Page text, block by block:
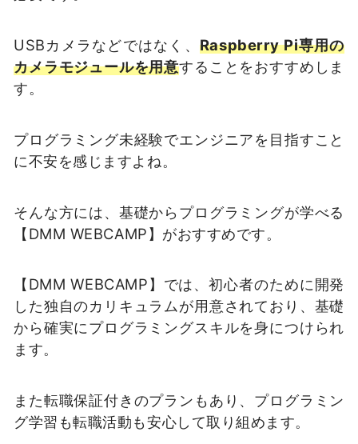
USBカメラなどではなく、 Raspberry Pi専用の
カメラモジュールを用意することをおすすめしま
す。
プログラミング未経験でエンジニアを目指すこと
に不安を感じますよね。
そんな方には、基礎からプログラミングが学べる
【DMM WEBCAMP】がおすすめです。
【DMM WEBCAMP】では、初心者のために開発
した独自のカリキュラムが用意されており、基礎
から確実にプログラミングスキルを身につけられ
ます。
また転職保証付きのプランもあり、プログラミン
グ学習も転職活動も安心して取り組めます。